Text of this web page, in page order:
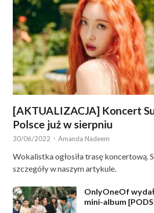
[AKTUALIZACJA] Koncert
Polsce już w sierpniu
30/06/2022 - Amanda Nadeem
Wokalistka ogłosiła trasę koncertową.
szczegóły w naszym artykule.
OnlyOneOf
mini-album